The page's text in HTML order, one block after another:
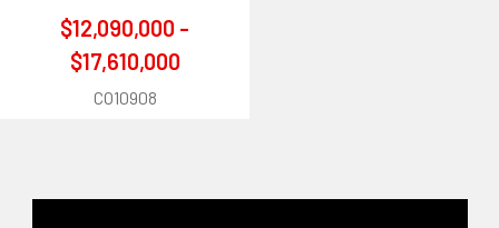
$12,090,000 -
$17,610,000
CO10908